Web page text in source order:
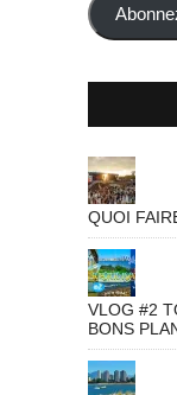
mail
QUOI
VLOG #2
BONS